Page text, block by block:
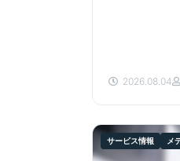
2026.08.04
サービス情報 メ